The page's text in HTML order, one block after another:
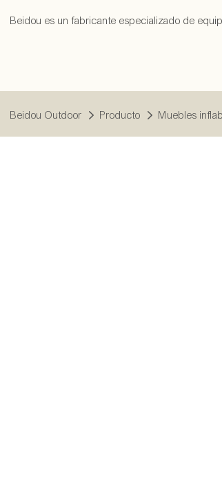
Beidou es un fabricante especializado de
Beidou Outdoor Producto Muebles